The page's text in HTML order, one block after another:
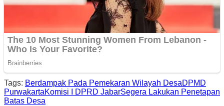
Tags: Berdampak Pada Pemekaran Wilayah DesaDPMD
PurwakartaKomisi I DPRD JabarSegera Lakukan Penetapan
Batas Desa